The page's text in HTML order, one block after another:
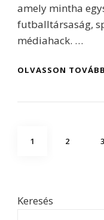
amely mintha
futballtársaság,
médiahack. …
OLVASSON TOVÁBB
OLDAL
1 OLDAL
2 3
Keresés